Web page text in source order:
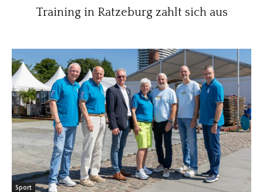
Training in Ratzeburg zahlt sich aus
Sport